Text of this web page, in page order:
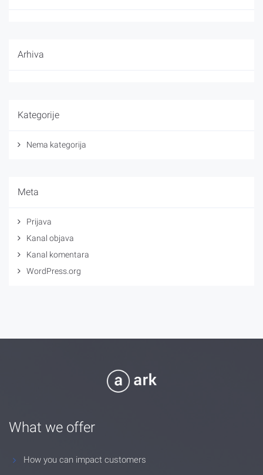
Arhiva
Kategorije
Nema kategorija
Meta
Prijava
Kanal objava
Kanal komentara
WordPress.org
What we offer
How you can impact customers